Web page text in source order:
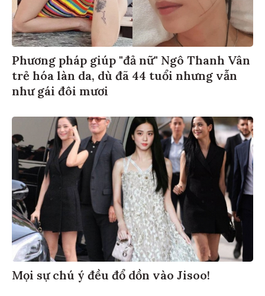
Phương pháp giúp "đả nữ" Ngô Thanh Vân
trẻ hóa làn da, dù đã 44 tuổi nhưng vẫn
như gái đôi mươi
Mọi sự chú ý đều đổ dồn vào Jisoo!